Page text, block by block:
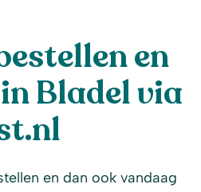
en
Bladel via
en dan ook vandaag